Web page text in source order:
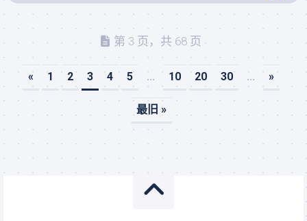
第 3 页，共 68 页
« 1 2 3 4 5 ... 10 20 30 ... »
最旧 »